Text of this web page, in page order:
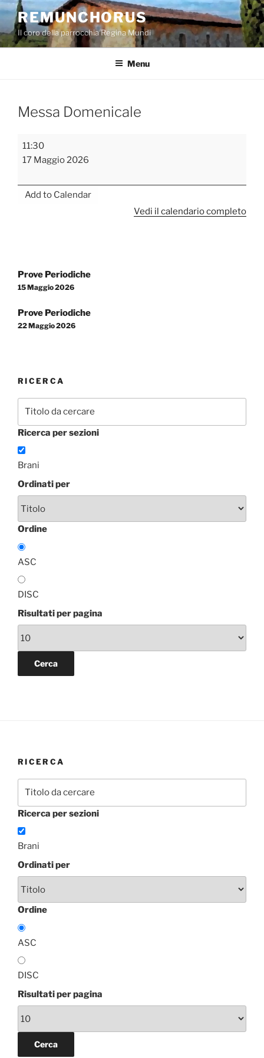
Salta
contenuto
REMUNCHORUS
Il coro della parrocchia Regina Mundi
Menu
Messa Domenicale
Messa
Domenicale
11:30
17 Maggio 2026
Add to Calendar
Vedi il calendario completo
articoli
Prove Periodiche
15 Maggio 2026
Prove Periodiche
22 Maggio 2026
RICERCA
Ricerca per sezioni
Brani
Ordinati per
Ordine
ASC
DISC
Risultati per pagina
RICERCA
Ricerca per sezioni
Brani
Ordinati per
Ordine
ASC
DISC
Risultati per pagina